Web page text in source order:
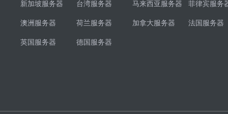
新加坡服务器 台湾服务器 马来西亚服务器 菲律宾服务
澳洲服务器 荷兰服务器 加拿大服务器 法国服务器
英国服务器 德国服务器